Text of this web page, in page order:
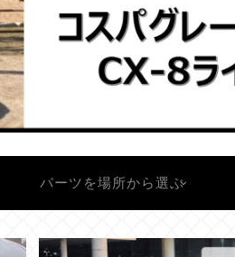
パーツを場所から選ぶ